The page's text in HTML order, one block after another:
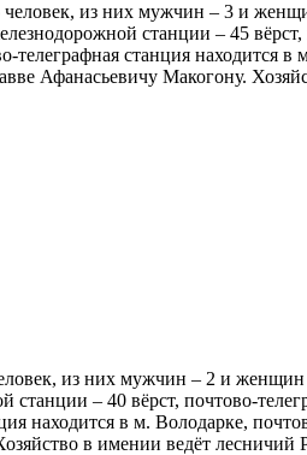
из них мужчин – 3 и
станции – 45
телеграфная станция находится
Афанасьевичу Макогону.
из них мужчин – 2 и женщин
– 40 вёрст, почтово-
находится в м. Володарке,
в имении ведёт лесничий